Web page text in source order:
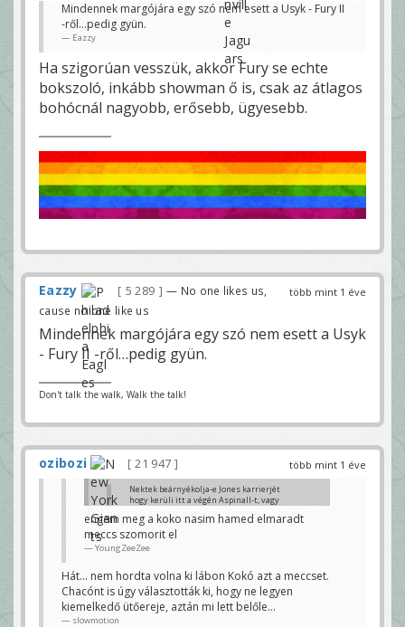
Mindennek margójára egy szó nem esett a Usyk - Fury II
-ről…pedig gyün.
Eazzy
Ha szigorúan vesszük, akkor Fury se echte
bokszoló, inkább showman ő is, csak az átlagos
bohócnál nagyobb, erősebb, ügyesebb.
több mint 1 éve
Eazzy 5 289
— No one likes us,
cause no one like us
Mindennek margójára egy szó nem esett a Usyk
- Fury II -ről…pedig gyün.
Don't talk the walk, Walk the talk!
több mint 1 éve
ozibozi 21 947
Nektek beárnyékolja-e Jones karrierjét
hogy kerüli itt a végén Aspinall-t, vagy
Eazzy
A végén nagy hangsúly van, engem sokkal jobban
zavar, hogy a Prime Mayweather szart a Prime
KeyG
engem meg a koko nasim hamed elmaradt
meccs szomorit el
YoungZeeZee
Hát... nem hordta volna ki lábon Kokó azt a meccset.
Chacónt is úgy választották ki, hogy ne legyen
kiemelkedő ütőereje, aztán mi lett belőle...
slowmotion